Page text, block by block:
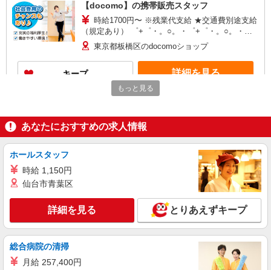
【docomo】の携帯販売スタッフ
時給1700円〜 ※残業代支給 ★交通費別途支給
（規定あり） ゜+゜・。○。・゜+゜・。○。・゜
+゜ 入社祝い金10万円支給(規定有) お友達を紹介
頂くと, インセンティブ支給(規定有) ★月2回払
い・週払い可能（規程有）★ ゜・。○。・゜
+゜・。○。・゜+゜
東京都板橋区のdocomoショップ
キープ 詳細を見る
【ドコモ】の店舗スタッフ
時給1700円〜 ※残業代支給 ★交通費別途支給
+゜ 入社祝い金10万円支給(規定有) お友達を紹介
頂くと, インセンティブ支給(規定有) ★月2回払
い・週払い可能（規程有）★ ゜・。○。・゜
+゜・。○。・゜+゜
東京都板橋区のdocomoショップ
詳細を見る
派遣社員 紹介予定派遣
株式会社シエロ
時給1600円〜 ※残業代支給 ★交通費別途支給
もっと見る
あなたにおすすめの求人情報
ホールスタッフ
時給 1,150円
仙台市青葉区
詳細を見る とりあえずキープ
総合病院の清掃
月給 257,400円